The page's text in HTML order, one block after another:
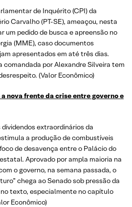
de Inquérito (CPI) da
Carvalho (PT-SE), ameaçou, nesta
um pedido de busca e apreensão no
(MME), caso documentos
apresentados em até três dias.
comandada por Alexandre Silveira tem
(Valor Econômico)
nova frente da crise entre governo e
extraordinários da
a produção de combustíveis
de desavença entre o Palácio do
Aprovado por ampla maioria na
o governo, na semana passada, o
chega ao Senado sob pressão da
texto, especialmente no capítulo
Econômico)